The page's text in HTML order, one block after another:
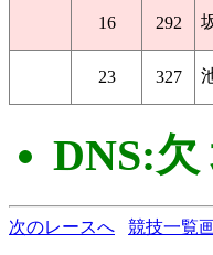
16 292
23 327
DNS:欠
次のレースへ 競技一覧